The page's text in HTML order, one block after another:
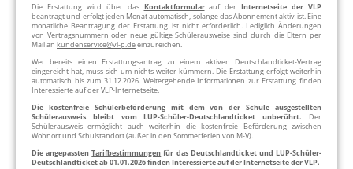
Die Erstattung wird über das Kontaktformular auf derInternetseite der VLP
beantragt und erfolgt jeden Monat automatisch, solange das Abonnement aktiv ist. Eine
monatliche Beantragung der Erstattung ist nicht erforderlich. Lediglich Änderungen
von Vertragsnummern oder neue gültige Schülerausweise sind durch die Eltern per
Mail an kundenservice@vl-p.deeinzureichen.
Wer bereits einen Erstattungsantrag zu einem aktiven Deutschlandticket-Vertrag
eingereicht hat, muss sich um nichts weiter kümmern. Die Erstattung erfolgt weiterhin
automatisch bis zum 31.12.2026. Weitergehende Informationen zur Erstattung finden
Interessierte auf der VLP-Internetseite.
Die kostenfreie Schülerbeförderung mit dem von der Schule ausgestellten
Schülerausweis bleibt vom LUP-Schüler-Deutschlandticket unberührt. Der
Schülerausweis ermöglicht auch weiterhin die kostenfreie Beförderung zwischen
Wohnort und Schulstandort (außer in den Sommerferien von M-V).
Die angepasstenTarifbestimmungen für das Deutschlandticket und LUP-Schüler-
Deutschlandticket ab 01.01.2026 finden Interessierte auf der Internetseite der VLP.